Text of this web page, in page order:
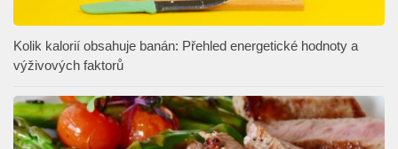
Kolik kalorií obsahuje banán: Přehled energetické hodnoty a
výživových faktorů